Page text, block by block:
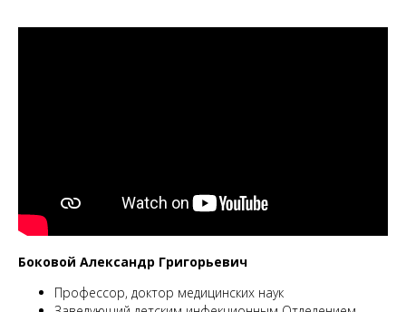
Боковой Александр Григорьевич
Профессор, доктор медицинских наук